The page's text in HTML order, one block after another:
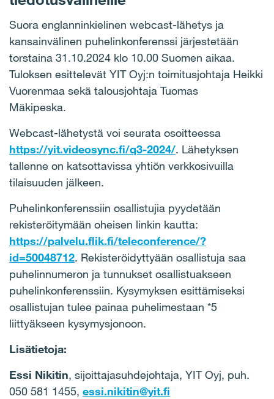
Suora englanninkielinen webcast-lähetys ja
kansainvälinen puhelinkonferenssi järjestetään
torstaina 31.10.2024 klo 10.00 Suomen aikaa.
Tuloksen esittelevät YIT Oyj:n toimitusjohtaja Heikki
Vuorenmaa sekä talousjohtaja Tuomas
Mäkipeska.
Webcast-lähetystä voi seurata osoitteessa
https://yit.videosync.fi/q3-2024/. Lähetyksen
tallenne on katsottavissa yhtiön verkkosivuilla
tilaisuuden jälkeen.
Puhelinkonferenssiin osallistujia pyydetään
rekisteröitymään oheisen linkin kautta:
https://palvelu.flik.fi/teleconference/?
id=50048712. Rekisteröidyttyään osallistuja saa
puhelinnumeron ja tunnukset osallistuakseen
puhelinkonferenssiin. Kysymyksen esittämiseksi
osallistujan tulee painaa puhelimestaan *5
liittyäkseen kysymysjonoon.
Lisätietoja:
Essi Nikitin, sijoittajasuhdejohtaja, YIT Oyj, puh.
050 581 1455, essi.nikitin@yit.fi